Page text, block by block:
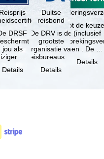
Reisprijs
DRSF
jou als
met
pakketreis
Details
Duitse
reisbond
De DRV is de
grootste
organisatie van
reisbureaus en
in Duitsland. …
Details
Je hebt de
(inclusief
en . De …
Details